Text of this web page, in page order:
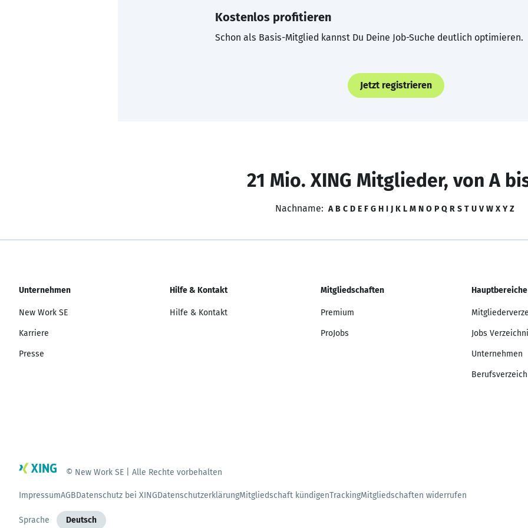
Kostenlos profitieren
Schon als Basis-Mitglied kannst Du Deine Job-Suche deutlich optimieren.
Jetzt registrieren
21 Mio. XING Mitglieder, von A
Nachname: A B C D E F G H I J K L M N O P Q R S T U V W X Y Z
Unternehmen
New Work SE
Karriere
Presse
Hilfe & Kontakt
Hilfe & Kontakt
Mitgliedschaften
Premium
ProJobs
Hauptbereiche
Jobs
Unternehmen
© New Work SE | Alle Rechte vorbehalten
ImpressumAGBDatenschutz bei XINGDatenschutzerklärungMitgliedschaft kündigenTrackingMitgliedschaften widerrufen
Sprache Deutsch